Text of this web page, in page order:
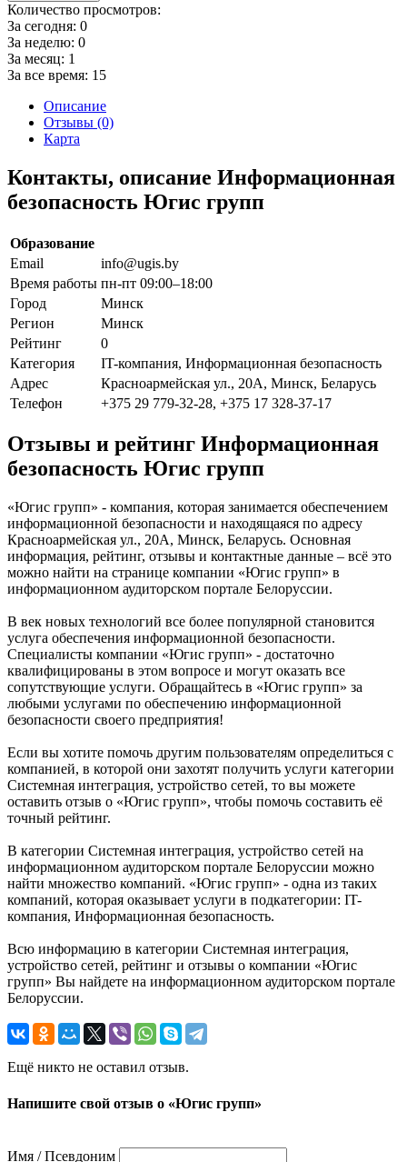
Количество просмотров:
За сегодня: 0
За неделю: 0
За месяц: 1
За все время: 15
Описание
Отзывы (0)
Карта
Контакты, описание Информационная
безопасность Югис групп
Образование
Email
info@ugis.by
Время работы пн-пт 09:00–18:00
Город
Минск
Регион
Минск
Рейтинг
0
Категория
IT-компания, Информационная безопасность
Адрес
Красноармейская ул., 20А, Минск, Беларусь
Телефон
+375 29 779-32-28, +375 17 328-37-17
Отзывы и рейтинг Информационная
безопасность Югис групп
«Югис групп» - компания, которая занимается обеспечением
информационной безопасности и находящаяся по адресу
Красноармейская ул., 20А, Минск, Беларусь. Основная
информация, рейтинг, отзывы и контактные данные – всё это
можно найти на странице компании «Югис групп» в
информационном аудиторском портале Белоруссии.
В век новых технологий все более популярной становится
услуга обеспечения информационной безопасности.
Специалисты компании «Югис групп» - достаточно
квалифицированы в этом вопросе и могут оказать все
сопутствующие услуги. Обращайтесь в «Югис групп» за
любыми услугами по обеспечению информационной
безопасности своего предприятия!
Если вы хотите помочь другим пользователям определиться с
компанией, в которой они захотят получить услуги категории
Системная интеграция, устройство сетей, то вы можете
оставить отзыв о «Югис групп», чтобы помочь составить её
точный рейтинг.
В категории Системная интеграция, устройство сетей на
информационном аудиторском портале Белоруссии можно
найти множество компаний. «Югис групп» - одна из таких
компаний, которая оказывает услуги в подкатегории: IT-
компания, Информационная безопасность.
Всю информацию в категории Системная интеграция,
устройство сетей, рейтинг и отзывы о компании «Югис
групп» Вы найдете на информационном аудиторском портале
Белоруссии.
Ещё никто не оставил отзыв.
Напишите свой отзыв о «Югис групп»
Имя / Псевдоним